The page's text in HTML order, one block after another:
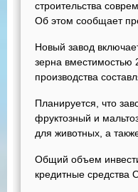
строительства
Об этом сообщает
Новый завод
зерна вместимостью
производства
Планируется, что
фруктозный и
для животных, а
Общий объем
кредитные